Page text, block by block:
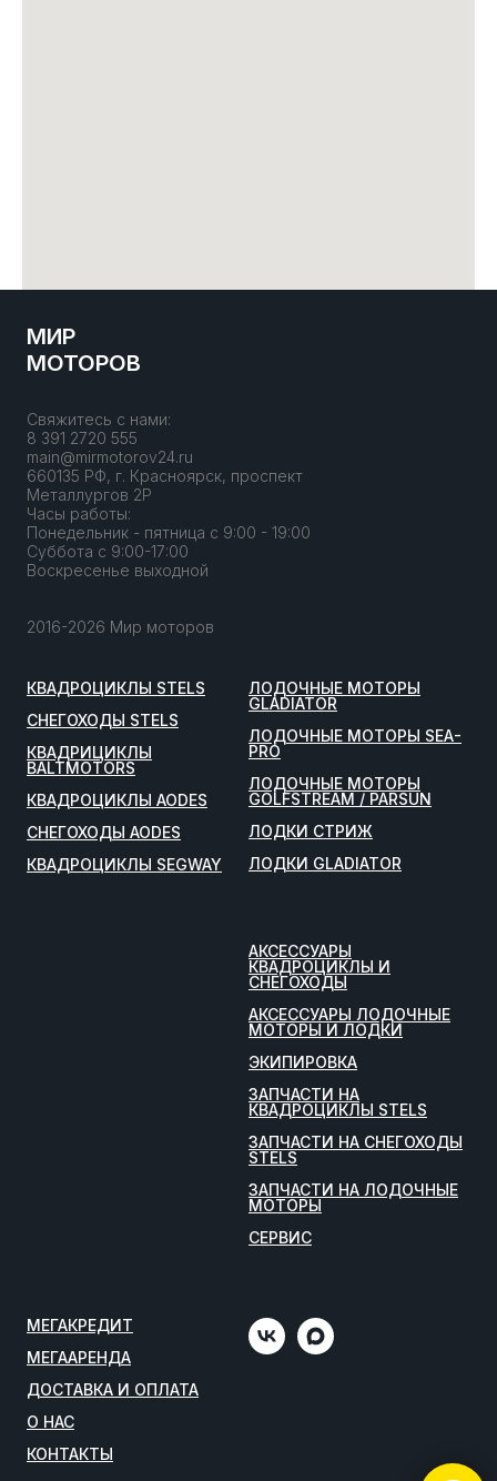
МИР
МОТОРОВ
Свяжитесь с нами:
8 391 2720 555
main@mirmotorov24.ru
660135 РФ, г. Красноярск, проспект
Металлургов 2Р
Часы работы:
Понедельник - пятница с 9:00 - 19:00
Суббота с 9:00-17:00
Воскресенье выходной
2016-2026 Мир моторов
КВАДРОЦИКЛЫ STELS
СНЕГОХОДЫ STELS
КВАДРИЦИКЛЫ
BALTMOTORS
КВАДРОЦИКЛЫ AODES
СНЕГОХОДЫ AODES
КВАДРОЦИКЛЫ SEGWAY
ЛОДОЧНЫЕ МОТОРЫ
GLADIATOR
ЛОДОЧНЫЕ МОТОРЫ SEA-
PRO
ЛОДОЧНЫЕ МОТОРЫ
GOLFSTREAM / PARSUN
ЛОДКИ СТРИЖ
ЛОДКИ GLADIATOR
АКСЕССУАРЫ
КВАДРОЦИКЛЫ И
СНЕГОХОДЫ
АКСЕССУАРЫ ЛОДОЧНЫЕ
МОТОРЫ И ЛОДКИ
ЭКИПИРОВКА
ЗАПЧАСТИ НА
КВАДРОЦИКЛЫ STELS
ЗАПЧАСТИ НА СНЕГОХОДЫ
STELS
ЗАПЧАСТИ НА ЛОДОЧНЫЕ
МОТОРЫ
СЕРВИС
МЕГАКРЕДИТ
МЕГААРЕНДА
ДОСТАВКА И ОПЛАТА
О НАС
КОНТАКТЫ